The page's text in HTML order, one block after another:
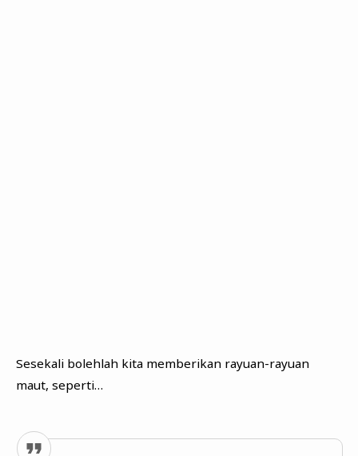
Sesekali bolehlah kita memberikan rayuan-rayuan
maut, seperti…